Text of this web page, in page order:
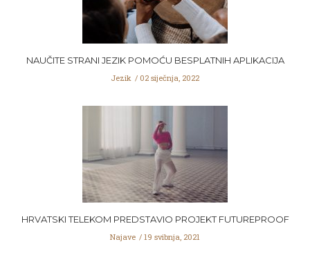
NAUČITE STRANI JEZIK POMOĆU BESPLATNIH APLIKACIJA
Jezik 02 siječnja, 2022
HRVATSKI TELEKOM PREDSTAVIO PROJEKT FUTUREPROOF
Najave 19 svibnja, 2021